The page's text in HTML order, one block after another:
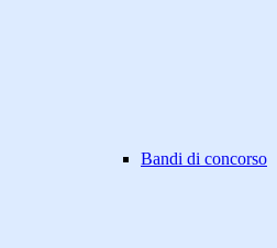
Bandi di concorso